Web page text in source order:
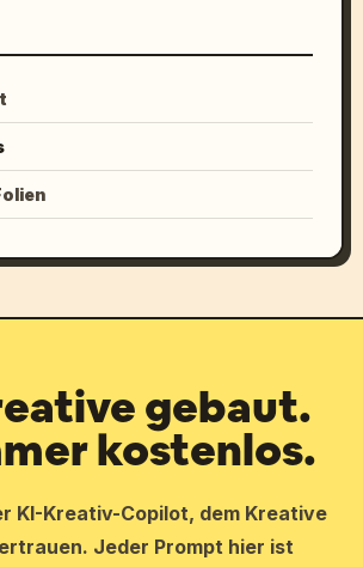
gebaut.
kostenlos.
KI-Kreativ-Copilot, dem Kreative
Jeder Prompt hier ist